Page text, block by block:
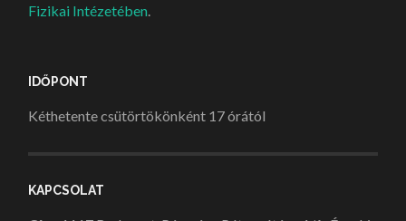
Fizikai Intézetében.
IDŐPONT
Kéthetente csütörtökönként 17 órától
KAPCSOLAT